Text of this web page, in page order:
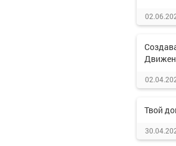
Твой